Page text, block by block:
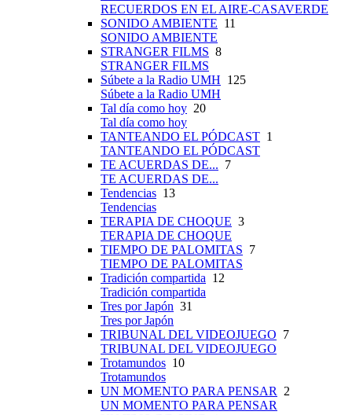
RECUERDOS EN EL AIRE-CASAVERDE
SONIDO AMBIENTE 11
SONIDO AMBIENTE
STRANGER FILMS 8
STRANGER FILMS
Súbete a la Radio UMH 125
Súbete a la Radio UMH
Tal día como hoy 20
Tal día como hoy
TANTEANDO EL PÓDCAST 1
TANTEANDO EL PÓDCAST
TE ACUERDAS DE... 7
TE ACUERDAS DE...
Tendencias 13
Tendencias
TERAPIA DE CHOQUE 3
TERAPIA DE CHOQUE
TIEMPO DE PALOMITAS 7
TIEMPO DE PALOMITAS
Tradición compartida 12
Tradición compartida
Tres por Japón 31
Tres por Japón
TRIBUNAL DEL VIDEOJUEGO 7
TRIBUNAL DEL VIDEOJUEGO
Trotamundos 10
Trotamundos
UN MOMENTO PARA PENSAR
2
UN MOMENTO PARA PENSAR